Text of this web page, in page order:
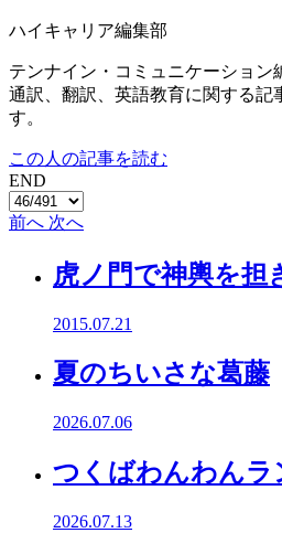
ハイキャリア編集部
テンナイン・コミュニケーション
通訳、翻訳、英語教育に関する記
す。
この人の記事を読む
END
前へ 次へ
虎ノ門で神輿を担
2015.07.21
夏のちいさな葛藤
2026.07.06
つくばわんわんラ
2026.07.13